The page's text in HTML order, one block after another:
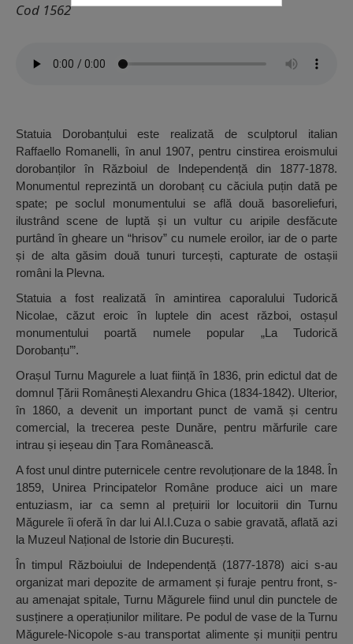
Cod 1562
Statuia Dorobanțului este realizată de sculptorul italian
Raffaello Romanelli, în anul 1907, pentru cinstirea eroismului
dorobanților în Războiul de Independență din 1877-1878.
Monumentul reprezintă un dorobanț cu căciula puțin dată pe
spate; pe soclul monumentului se află două basoreliefuri,
ilustrând scene de luptă și un vultur cu aripile desfăcute
purtând în gheare un “hrisov” cu numele eroilor, iar de o parte
și de alta găsim două tunuri turcești, capturate de ostașii
români la Plevna.
Statuia a fost realizată în amintirea caporalului Tudorică
Nicolae, căzut eroic în luptele din acest război, ostașul
monumentului poartă numele popular „La Tudorică
Dorobanțu’”.
Orașul Turnu Magurele a luat ființă în 1836, prin edictul dat de
domnul Țării Românești Alexandru Ghica (1834-1842). Ulterior,
în 1860, a devenit un important punct de vamă și centru
comercial, la trecerea peste Dunăre, pentru mărfurile care
intrau și ieșeau din Țara Românească.
A fost unul dintre puternicele centre revoluționare de la 1848. În
1859, Unirea Principatelor Române produce aici un mare
entuziasm, iar ca semn al prețuirii lor locuitorii din Turnu
Măgurele îi oferă în dar lui Al.I.Cuza o sabie gravată, aflată azi
la Muzeul Național de Istorie din București.
În timpul Războiului de Independență (1877-1878) aici s-au
organizat mari depozite de armament și furaje pentru front, s-
au amenajat spitale, Turnu Măgurele fiind unul din punctele de
susținere a operațiunilor militare. Pe podul de vase de la Turnu
Măgurele-Nicopole s-au transportat alimente și muniții pentru